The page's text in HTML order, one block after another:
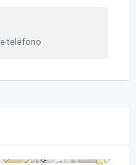
teléfono